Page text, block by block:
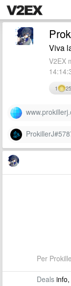
Viva
V2EX
1 25
Per
Dealsinfo,